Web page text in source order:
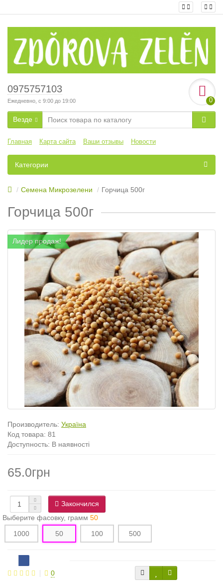
0975757103
Ежедневно, с 9:00 до 19:00 0
Везде
Главная Карта сайта Ваши отзывы Новости
Категории
Семена Микрозелени Горчица 500г
Горчица 500г
Лидер продаж!
Производитель: Україна
Код товара: 81
Доступность: В наявності
65.0грн
Закончился
Выберите фасовку, грамм 50
1000
50 100 500
0